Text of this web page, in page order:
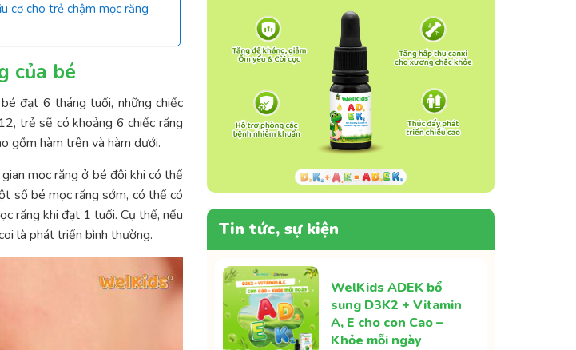
cơ cho trẻ chậm mọc răng
của bé
đạt 6 tháng tuổi, những chiếc
trẻ sẽ có khoảng 6 chiếc răng
gồm hàm trên và hàm dưới.
mọc răng ở bé đôi khi có thể
số bé mọc răng sớm, có thể có
răng khi đạt 1 tuổi. Cụ thể, nếu
là phát triển bình thường.
Tin tức, sự kiện
WelKids ADEK bổ
sung D3K2 + Vitamin
A, E cho con Cao –
Khỏe mỗi ngày